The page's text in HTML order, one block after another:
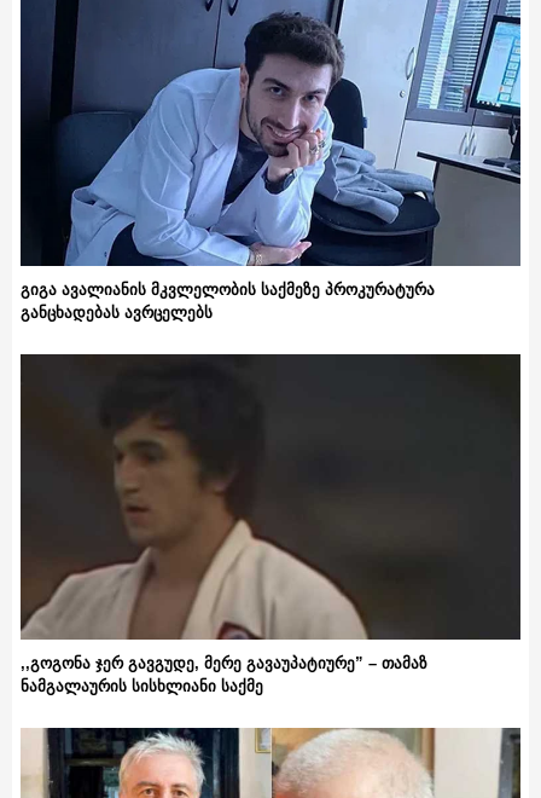
გიგა ავალიანის მკვლელობის საქმეზე პროკურატურა
განცხადებას ავრცელებს
,,გოგონა ჯერ გავგუდე, მერე გავაუპატიურე” – თამაზ
ნამგალაურის სისხლიანი საქმე